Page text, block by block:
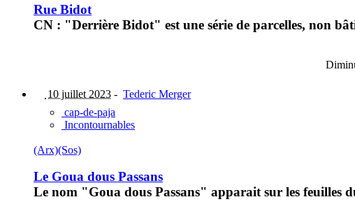
Rue Bidot
CN : "Derrière Bidot" est une série de parcelles, non
10 juillet 2023 - Tederic Merger
cap-de-paja
Incontournables
(Arx)(Sos)
Le Goua dous Passans
Le nom "Goua dous Passans" apparait sur les feuilles